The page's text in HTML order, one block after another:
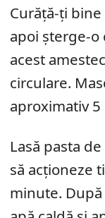
Curăță-ți
apoi șterge-o
acest
circulare.
aproximativ
Lasă pasta
să acționeze
minute.